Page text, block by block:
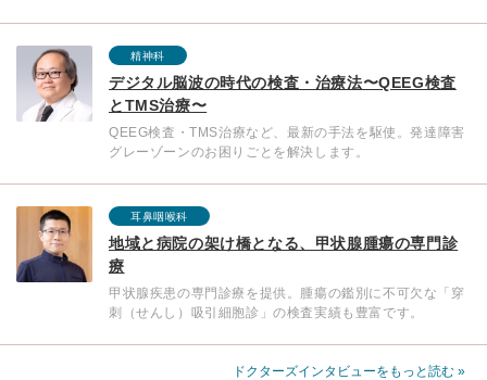
精神科
デジタル脳波の時代の検査・治療法〜QEEG検査
とTMS治療〜
QEEG検査・TMS治療など、最新の手法を駆使。発達障害
グレーゾーンのお困りごとを解決します。
耳鼻咽喉科
地域と病院の架け橋となる、甲状腺腫瘍の専門診
療
甲状腺疾患の専門診療を提供。腫瘍の鑑別に不可欠な「穿
刺（せんし）吸引細胞診」の検査実績も豊富です。
ドクターズインタビューをもっと読む »